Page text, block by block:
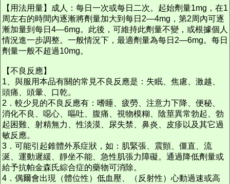
【用法用量】成人：每日一次或每日二次。起始劑量1mg，在1
周左右的時間內逐漸將劑量加大到每日2—4mg，第2周內可逐
漸加量到每日4—6mg。此後，可維持此劑量不變，或根據個人
情況進一步調整。一般情況下，最適劑量為每日2—6mg。每日
劑量一般不超過10mg。
【不良反應】
1、與服用本品有關的常見不良反應是：失眠、焦慮、激越、
頭痛、頭暈、口乾。
2．較少見的不良反應有：嗜睡、疲勞、注意力下降、便秘、
消化不良、噁心、嘔吐、腹痛、視物模糊、陰莖異常勃起、勃
起困難、射精無力、性淡漠、尿失禁、鼻炎、皮疹以及其它過
敏反應。
3．可能引起錐體外系症狀，如：肌緊張、震顫、僵直、流
涎、運動遲緩、靜坐不能、急性肌張力障礙。通過降低劑量或
給予抗帕金森氏綜合症的藥物可消除。
4．偶爾會出現（體位性）低血壓、（反射性）心動過速或高